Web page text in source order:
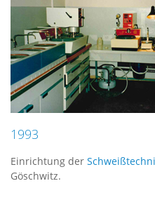
1993
Einrichtung der
Göschwitz.